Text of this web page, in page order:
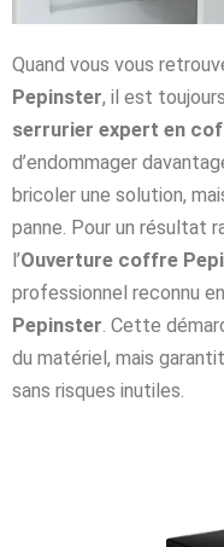
Quand vous vous
Pepinster, il est
serrurier expert en
d’endommager
bricoler une solution,
panne. Pour un résultat
l’Ouverture coffre
professionnel reconnu en
Pepinster. Cette
du matériel, mais
sans risques inutiles.